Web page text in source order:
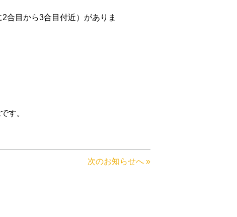
合目から3合目付近）がありま
す。
次のお知らせへ »